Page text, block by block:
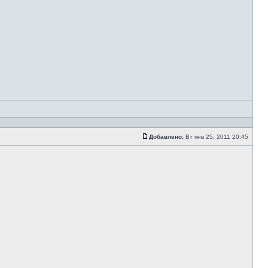
Добавлено: Вт янв 25, 2011 20:45